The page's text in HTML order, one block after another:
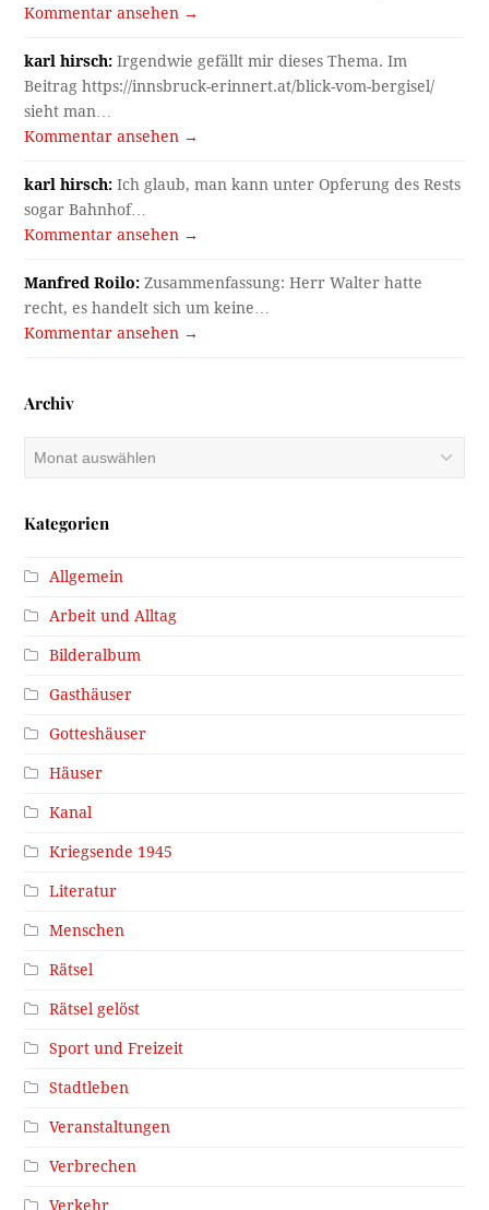
Kommentar ansehen →
karl hirsch: Irgendwie gefällt mir dieses Thema. Im
Beitrag https://innsbruck-erinnert.at/blick-vom-bergisel/
sieht man…
Kommentar ansehen →
karl hirsch: Ich glaub, man kann unter Opferung des Rests
sogar Bahnhof…
Kommentar ansehen →
Manfred Roilo: Zusammenfassung: Herr Walter hatte
recht, es handelt sich um keine…
Kommentar ansehen →
Archiv
Kategorien
Allgemein
Arbeit und Alltag
Bilderalbum
Gasthäuser
Gotteshäuser
Häuser
Kanal
Kriegsende 1945
Literatur
Menschen
Rätsel
Rätsel gelöst
Sport und Freizeit
Stadtleben
Veranstaltungen
Verbrechen
Verkehr